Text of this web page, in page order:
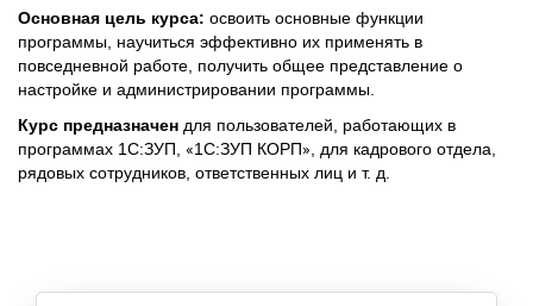
Основная цель курса: освоить основные функции
программы, научиться эффективно их применять в
повседневной работе, получить общее представление о
настройке и администрировании программы.
Курс предназначен для пользователей, работающих в
программах 1С:ЗУП, «1С:ЗУП КОРП» , для кадрового отдела,
рядовых сотрудников, ответственных лиц и т. д.